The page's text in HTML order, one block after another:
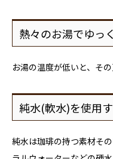
熱々のお湯でゆっ
お湯の温度が低いと、そ
純水(軟水)を使用
純水は珈琲の持つ素材そ